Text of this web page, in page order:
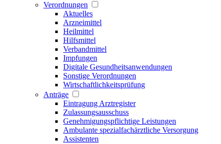
Verordnungen
Aktuelles
Arzneimittel
Heilmittel
Hilfsmittel
Verbandmittel
Impfungen
Digitale Gesundheitsanwendungen
Sonstige Verordnungen
Wirtschaftlichkeitsprüfung
Anträge
Eintragung Arztregister
Zulassungsausschuss
Genehmigungspflichtige Leistungen
Ambulante spezialfachärztliche Versorgung
Assistenten